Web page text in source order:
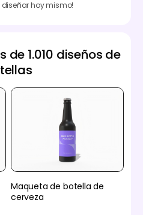
diseñar hoy mismo!
de 1.010 diseños de
Maqueta de botella de
cerveza